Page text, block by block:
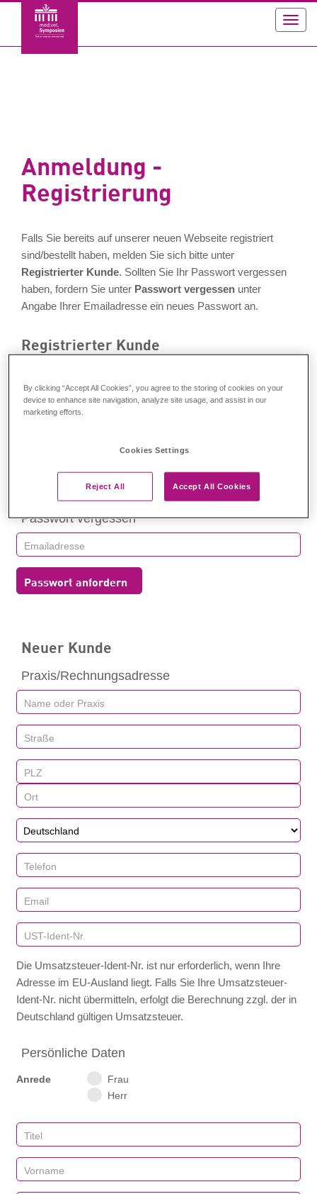
Anmeldung -
Registrierung
Falls Sie bereits auf unserer neuen Webseite registriert
sind/bestellt haben, melden Sie sich bitte unter
Registrierter Kunde. Sollten Sie Ihr Passwort vergessen
haben, fordern Sie unter Passwort vergessen unter
Angabe Ihrer Emailadresse ein neues Passwort an.
Registrierter Kunde
Anmelden
Passwort vergessen
Passwort anfordern
Neuer Kunde
Praxis/Rechnungsadresse
Die Umsatzsteuer-Ident‑Nr. ist nur erforderlich, wenn Ihre
Adresse im EU‑Ausland liegt. Falls Sie Ihre Umsatzsteuer-
Ident‑Nr. nicht übermitteln, erfolgt die Berechnung zzgl. der in
Deutschland gültigen Umsatzsteuer.
Persönliche Daten
Anrede
Frau
Herr
By clicking “Accept All Cookies”, you agree to the storing of cookies on your
device to enhance site navigation, analyze site usage, and assist in our
marketing efforts.
Cookies Settings
Reject All Accept All Cookies